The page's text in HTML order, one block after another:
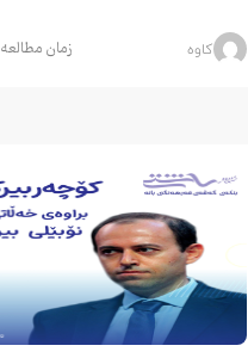
کاوه زمان مطالعه 2